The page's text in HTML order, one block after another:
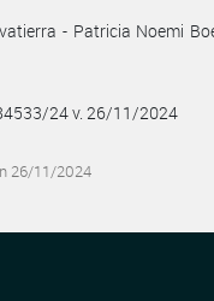
- Patricia Noemi
24 v. 26/11/2024
26/11/2024